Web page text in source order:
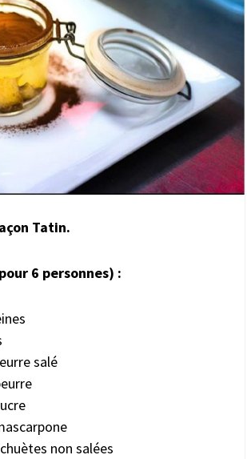
Tatin.
pour 6 personnes) :
salé
non salées